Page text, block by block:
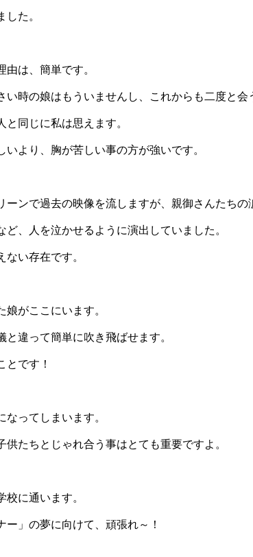
た。
は、簡単です。
い時の娘はもういませんし、これからも二度と会
同じに私は思えます。
より、胸が苦しい事の方が強いです。
ンで過去の映像を流しますが、親御さんたちの
、人を泣かせるように演出していました。
い存在です。
がここにいます。
違って簡単に吹き飛ばせます。
とです！
ってしまいます。
たちとじゃれ合う事はとても重要ですよ。
校に通います。
」の夢に向けて、頑張れ～！